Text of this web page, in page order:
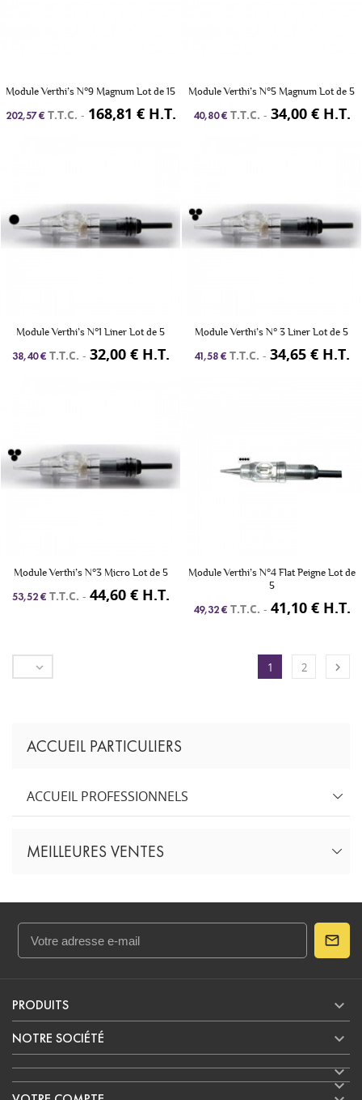
ACCUEIL PARTICULIERS
ACCUEIL PROFESSIONNELS
MEILLEURES VENTES
Module Verthi’s N°9 Magnum Lot de 15
202,57 € T.T.C. - 168,81 € H.T.
Module Verthi’s N°5 Magnum Lot de 5
40,80 € T.T.C. - 34,00 € H.T.
Module Verthi’s N°1 Liner Lot de 5
38,40 € T.T.C. - 32,00 € H.T.
Module Verthi’s N° 3 Liner Lot de 5
41,58 € T.T.C. - 34,65 € H.T.
Module Verthi’s N°3 Micro Lot de 5
53,52 € T.T.C. - 44,60 € H.T.
Module Verthi’s N°4 Flat Peigne Lot de
5
49,32 € T.T.C. - 41,10 € H.T.
 1 2 
PRODUITS 
NOTRE SOCIÉTÉ


